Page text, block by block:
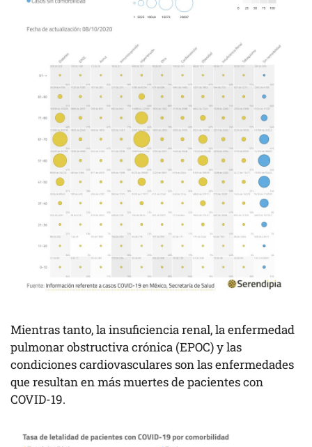
Mientras tanto, la insuficiencia renal, la enfermedad
pulmonar obstructiva crónica (EPOC) y las
condiciones cardiovasculares son las enfermedades
que resultan en más muertes de pacientes con
COVID-19.